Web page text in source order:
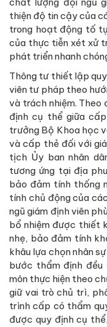
thiện độ tin cậy của
trong hoạt động tố
của thực tiễn xét xử
phát triển nhanh
Thông tư thiết lập
viên tư pháp theo
và trách nhiệm. Theo
định cụ thể giữa
trưởng Bộ Khoa học
và cấp thẻ đối với
tịch Ủy ban nhân
tương ứng tại địa
bảo đảm tính thống
tính chủ động của
ngũ giám định viên
bổ nhiệm được thiết
nhẹ, bảo đảm tính
khâu lựa chọn nhân
bước thẩm định đều
môn thực hiện theo
giữ vai trò chủ trì,
trình cấp có thẩm
được quy định cụ